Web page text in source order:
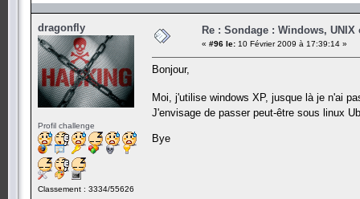
dragonfly
Profil challenge
Classement : 3334/55626
Re : Sondage : Windows, UNIX
« #96 le: 10 Février 2009 à 17:39:14 »
Bonjour,
Moi, j'utilise windows XP, jusque là je n'ai
J'envisage de passer peut-être sous linux
Bye